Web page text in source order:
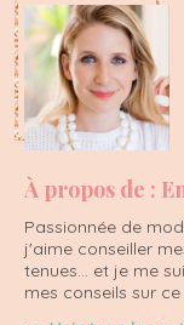
À propos de :
Passionnée de
j'aime conseiller
tenues... et je me
mes conseils sur